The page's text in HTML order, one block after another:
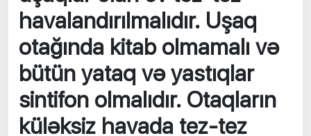
havalandırılmalıdır. Uşaq
otağında kitab olmamalı və
bütün yataq və yastıqlar
sintifon olmalıdır. Otaqların
küləksiz havada tez-tez